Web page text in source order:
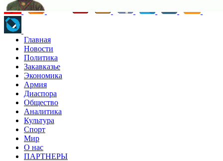
Главная
Новости
Политика
Закавказье
Экономика
Армия
Диаспора
Общество
Аналитика
Культура
Спорт
Мир
О нас
ПАРТНЕРЫ